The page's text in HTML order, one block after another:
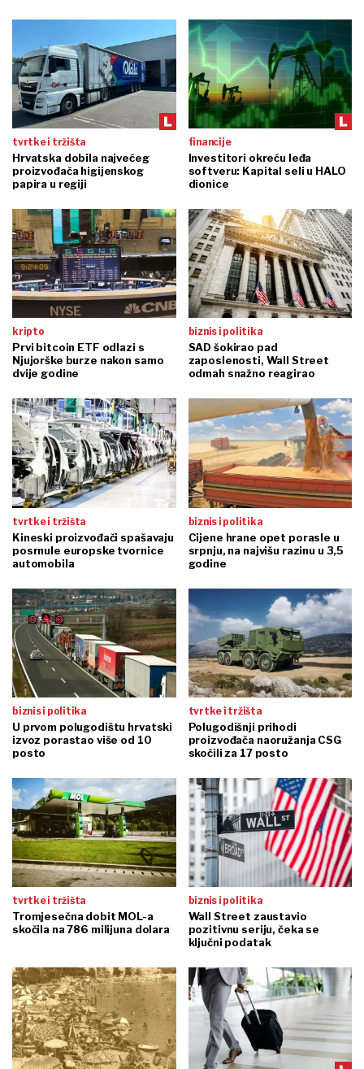
tvrtke i tržišta
Hrvatska dobila najvećeg
proizvođača higijenskog
papira u regiji
financije
Investitori okreću leđa
softveru: Kapital seli u HALO
dionice
kripto
Prvi bitcoin ETF odlazi s
Njujorške burze nakon samo
dvije godine
biznis i politika
SAD šokirao pad
zaposlenosti, Wall Street
odmah snažno reagirao
tvrtke i tržišta
Kineski proizvođači spašavaju
posrnule europske tvornice
automobila
biznis i politika
Cijene hrane opet porasle u
srpnju, na najvišu razinu u 3,5
godine
biznis i politika
U prvom polugodištu hrvatski
izvoz porastao više od 10
posto
tvrtke i tržišta
Polugodišnji prihodi
proizvođača naoružanja CSG
skočili za 17 posto
tvrtke i tržišta
Tromjesečna dobit MOL-a
skočila na 786 milijuna dolara
biznis i politika
Wall Street zaustavio
pozitivnu seriju, čeka se
ključni podatak